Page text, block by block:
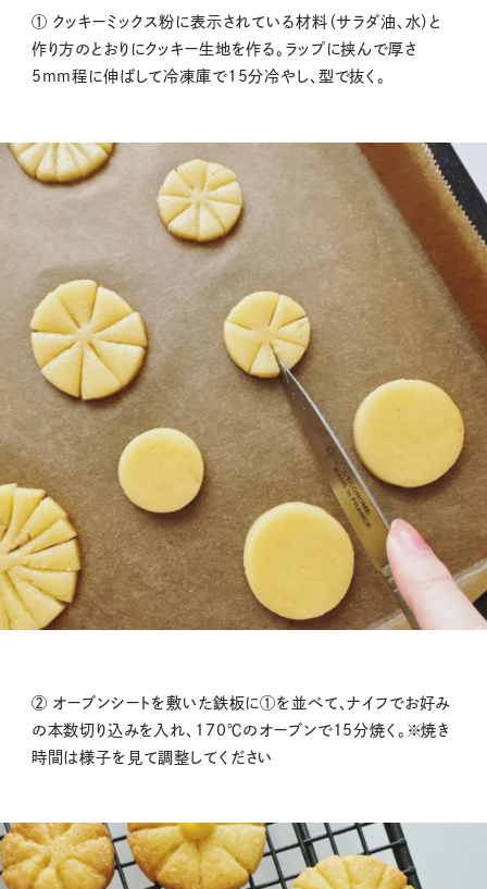
① クッキーミックス粉に表示されている材料（サラダ油、水）と
作り方のとおりにクッキー生地を作る。ラップに挟んで厚さ
5mm程に伸ばして冷凍庫で15分冷やし、型で抜く。
② オーブンシートを敷いた鉄板に①を並べて、ナイフでお好み
の本数切り込みを入れ、170℃のオーブンで15分焼く。※焼き
時間は様子を見て調整してください